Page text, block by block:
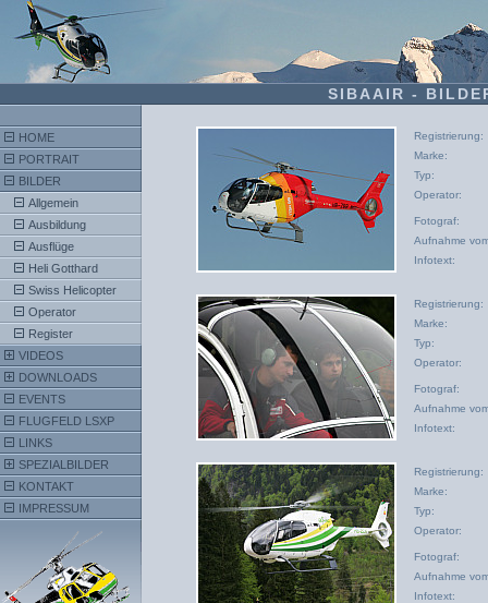
SIBAAIR -
HOME
PORTRAIT
BILDER
Allgemein
Ausbildung
Ausflüge
Heli Gotthard
Swiss Helicopter
Operator
Register
VIDEOS
DOWNLOADS
EVENTS
FLUGFELD LSXP
LINKS
SPEZIALBILDER
KONTAKT
IMPRESSUM
Registrierung:
Marke:
Typ:
Operator:
Fotograf:
Aufnahme
Infotext:
Registrierung:
Marke:
Typ:
Operator:
Fotograf:
Aufnahme
Infotext:
Registrierung:
Marke:
Typ:
Operator:
Fotograf:
Aufnahme
Infotext: